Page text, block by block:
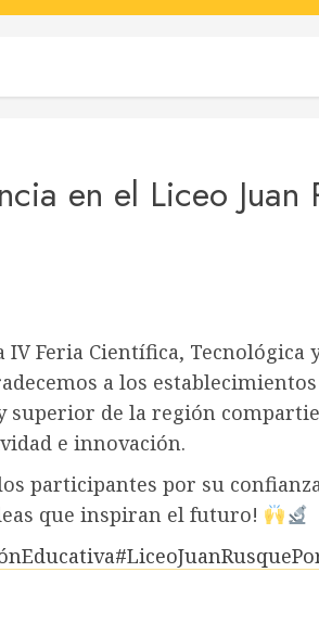
en el Liceo Juan
Feria Científica, Tecnológica
a los
superior de la región
e innovación.
participantes por su
que inspiran el futuro!